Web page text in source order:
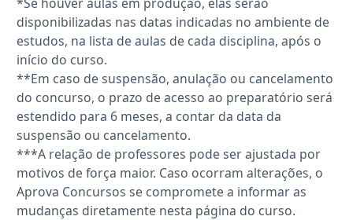
disponibilizadas nas datas indicadas no ambiente de
estudos, na lista de aulas de cada disciplina, após o
início do curso.
**Em caso de suspensão, anulação ou cancelamento
do concurso, o prazo de acesso ao preparatório será
estendido para 6 meses, a contar da data da
suspensão ou cancelamento.
***A relação de professores pode ser ajustada por
motivos de força maior. Caso ocorram alterações, o
Aprova Concursos se compromete a informar as
mudanças diretamente nesta página do curso.